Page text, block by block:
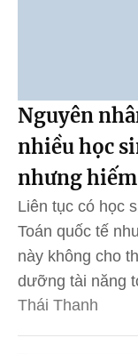
Nguyên
nhiều học
nhưng
Liên tục có học
Toán quốc tế
này không cho
dưỡng tài năng
Thái Thanh